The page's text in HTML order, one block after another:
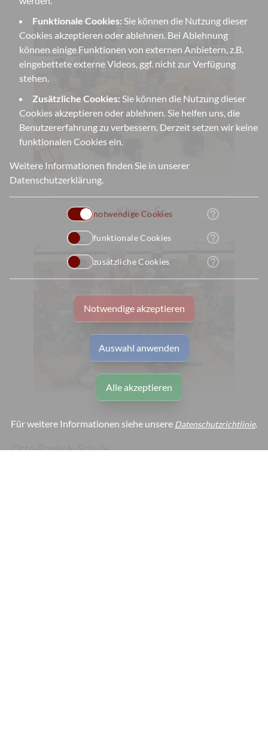
Funktionale Cookies: Sie können die Nutzung dieser
Cookies akzeptieren oder ablehnen. Bei Ablehnung
können einige Funktionen von externen Anbietern, z.B.
eingebettete externe Videos, ggf. nicht zur Verfügung
stehen.
Zusätzliche Cookies: Sie können die Nutzung dieser
Cookies akzeptieren oder ablehnen. Sie helfen uns, die
Benutzererfahrung zu verbessern. Derzeit setzen wir keine
funktionalen Cookies ein.
Weitere Informationen finden Sie in unserer
Datenschutzerklärung.
notwendige Cookies help_outline
funktionale Cookies help_outline
zusätzliche Cookies help_outline
Notwendige akzeptieren
Auswahl anwenden
Alle akzeptieren
Für weitere Informationen siehe unsere Datenschutzrichtlinie.
Klasse 5c
Otto-Pankok-Schule